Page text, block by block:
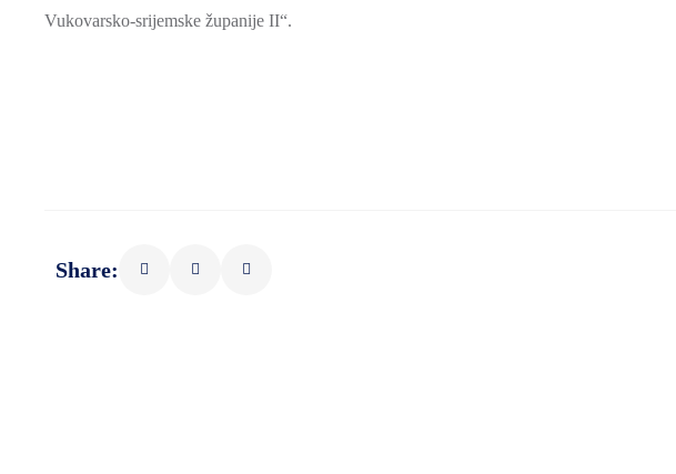
Vukovarsko-srijemske županije II“.
Share: